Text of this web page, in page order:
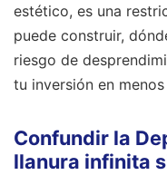
estético, es una
puede construir,
riesgo de
tu inversión en
Confundir la
llanura infinita